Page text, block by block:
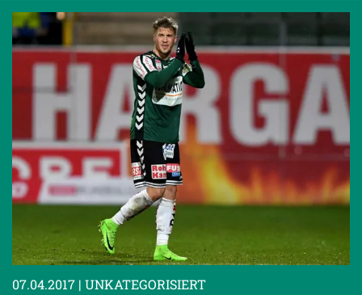
07.04.2017 | UNKATEGORISIERT